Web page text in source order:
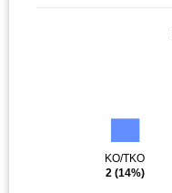
KO/TKO
2(14%)